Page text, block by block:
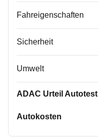
Fahreigenschaften
Sicherheit
Umwelt
ADAC Urteil Autotest
Autokosten